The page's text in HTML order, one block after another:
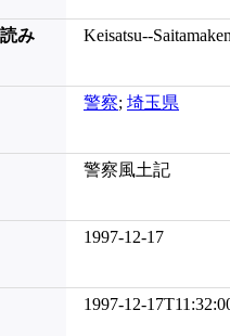
み Keisatsu--
警察; 埼玉県
警察風土記
1997-12-17
1997-12-